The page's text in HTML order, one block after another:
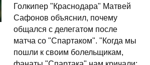
Голкипер "Краснодара" Матвей
Сафонов объяснил, почему
общался с делегатом после
матча со "Спартаком". "Когда мы
пошли к своим болельщикам,